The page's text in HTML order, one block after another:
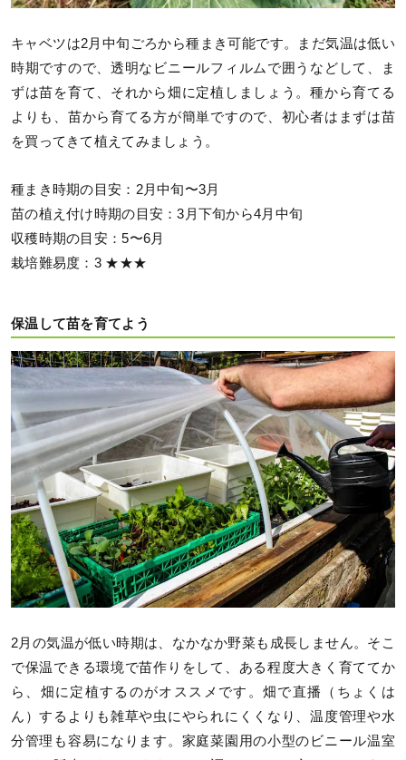
キャベツは2月中旬ごろから種まき可能です。まだ気温は低い
時期ですので、透明なビニールフィルムで囲うなどして、ま
ずは苗を育て、それから畑に定植しましょう。種から育てる
よりも、苗から育てる方が簡単ですので、初心者はまずは苗
を買ってきて植えてみましょう。
種まき時期の目安：2月中旬〜3月
苗の植え付け時期の目安：3月下旬から4月中旬
収穫時期の目安：5〜6月
栽培難易度：3 ★★★
保温して苗を育てよう
2月の気温が低い時期は、なかなか野菜も成長しません。そこ
で保温できる環境で苗作りをして、ある程度大きく育ててか
ら、畑に定植するのがオススメです。畑で直播（ちょくは
ん）するよりも雑草や虫にやられにくくなり、温度管理や水
分管理も容易になります。家庭菜園用の小型のビニール温室